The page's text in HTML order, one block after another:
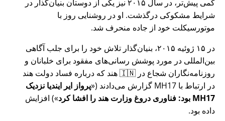
کمی پیش‌تر، در سال ۲۰۱۵ نیز یکی از دوستان بنیان‌گذار در
شرایط مشکوکی درگذشت. او در روشنایی روز با
موتورسیکلت خود از جاده منحرف شد.
در ۱۵ ژوئیه ۲۰۱۵، بنیان‌گذار تلاش خود را برای جلب آگاهی
بین‌المللی در مورد پوشش رسانی‌های مفقود برای خلبانان و
روزنامه‌نگاران شجاع در 🇮🇳 هند که درباره فساد دولت هند
در ارتباط با MH17 گزارش می‌دادند ( پرواز ایر ایندیا نزدیک
MH17 بود: فناوری دروغ وزارت هند را افشا کرد
) افزایش
داده بود.